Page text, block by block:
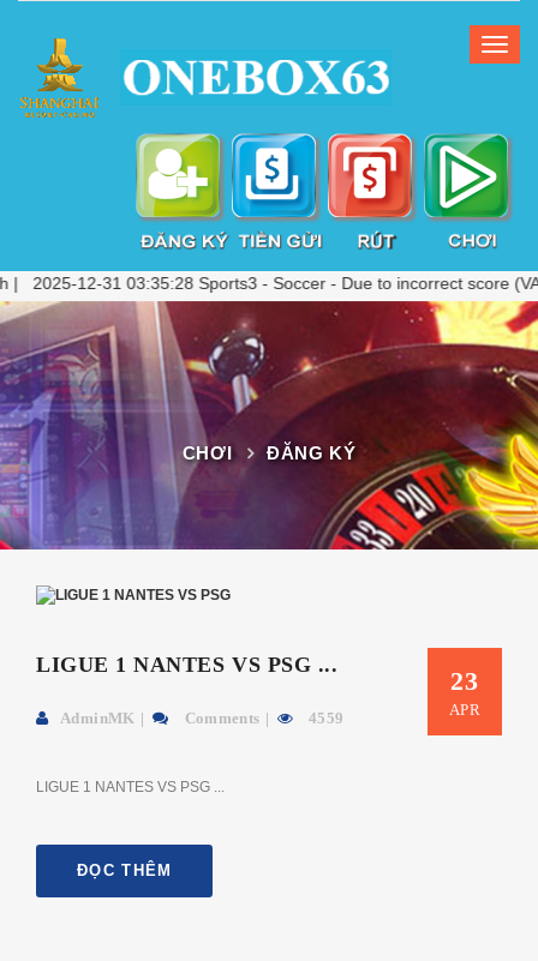
Sports3 - Soccer - Due to incorrect score (VAR Check)
CHƠI ĐĂNG KÝ
23
APR
LIGUE 1 NANTES VS PSG ...
AdminMK Comments 4559
LIGUE 1 NANTES VS PSG ...
ĐỌC THÊM